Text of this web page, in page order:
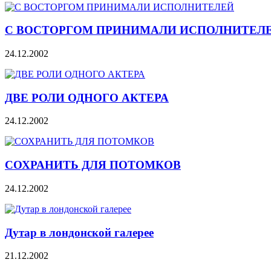
С ВОСТОРГОМ ПРИНИМАЛИ
24.12.2002
ДВЕ РОЛИ ОДНОГО АКТЕРА
24.12.2002
СОХРАНИТЬ ДЛЯ ПОТОМКОВ
24.12.2002
Дутар в лондонской галерее
21.12.2002